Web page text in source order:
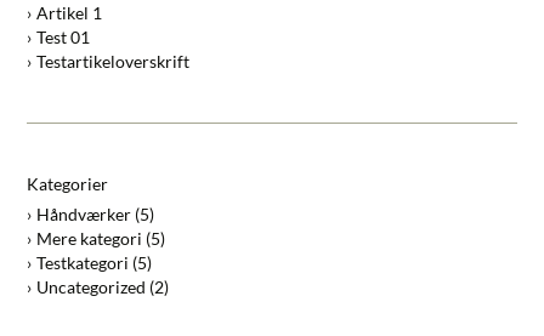
Artikel 1
Test 01
Testartikeloverskrift
Kategorier
Håndværker (5)
Mere kategori (5)
Testkategori (5)
Uncategorized (2)